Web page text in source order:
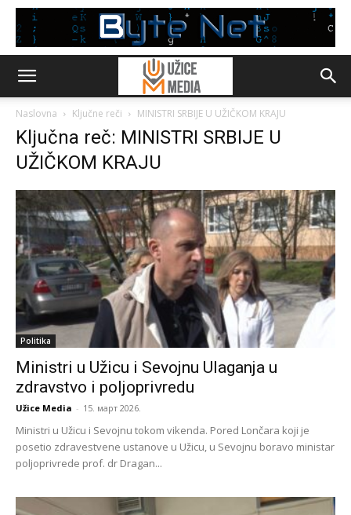
Naslovna Ključne reči MINISTRI SRBIJE U UŽIČKOM KRAJU
Ključna reč: MINISTRI SRBIJE U
UŽIČKOM KRAJU
Politika
Ministri u Užicu i Sevojnu Ulaganja u
zdravstvo i poljoprivredu
Užice Media - 15. март 2026.
Ministri u Užicu i Sevojnu tokom vikenda. Pored Lončara koji je
posetio zdravestvene ustanove u Užicu, u Sevojnu boravo ministar
poljoprivrede prof. dr Dragan...